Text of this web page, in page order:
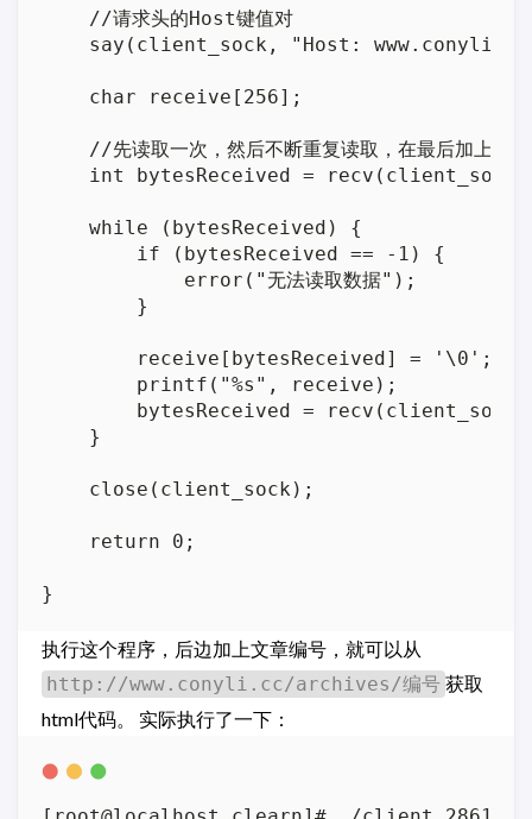
    //请求头的Host键值对
say(client_sock, "Host:
    char receive[256];
//先读取一次，然后不断重复读取，在最后加上\0
int bytesReceived =
    while (bytesReceived) {
        if (bytesReceived == -1) {
            error("无法读取数据");
        }
        receive[bytesReceived] = '\0';
        printf("%s", receive);
bytesReceived =
    }
    close(client_sock);
    return 0;
执行这个程序，后边加上文章编号，就可以从
http://www.conyli.cc/archives/编号 获取
html代码。 实际执行了一下：